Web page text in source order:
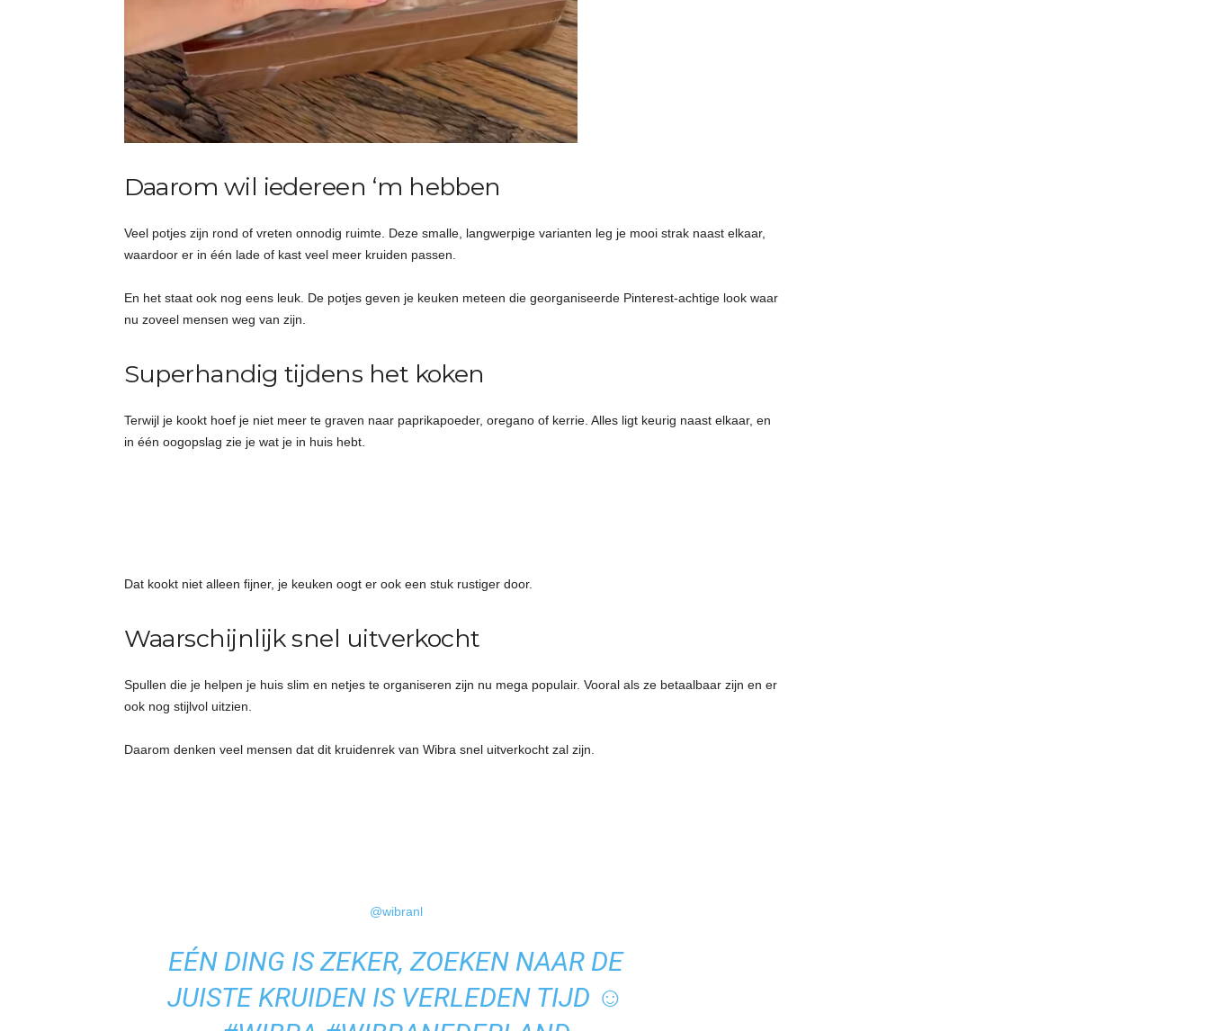
Daarom wil iedereen ‘m hebben
Veel potjes zijn rond of vreten onnodig ruimte. Deze smalle, langwerpige varianten leg je mooi strak naast elkaar,
waardoor er in één lade of kast veel meer kruiden passen.
En het staat ook nog eens leuk. De potjes geven je keuken meteen die georganiseerde Pinterest-achtige look waar
nu zoveel mensen weg van zijn.
Superhandig tijdens het koken
Terwijl je kookt hoef je niet meer te graven naar paprikapoeder, oregano of kerrie. Alles ligt keurig naast elkaar, en
in één oogopslag zie je wat je in huis hebt.
Dat kookt niet alleen fijner, je keuken oogt er ook een stuk rustiger door.
Waarschijnlijk snel uitverkocht
Spullen die je helpen je huis slim en netjes te organiseren zijn nu mega populair. Vooral als ze betaalbaar zijn en er
ook nog stijlvol uitzien.
Daarom denken veel mensen dat dit kruidenrek van Wibra snel uitverkocht zal zijn.
@wibranl
EÉN DING IS ZEKER, ZOEKEN NAAR DE
JUISTE KRUIDEN IS VERLEDEN TIJD ☺️